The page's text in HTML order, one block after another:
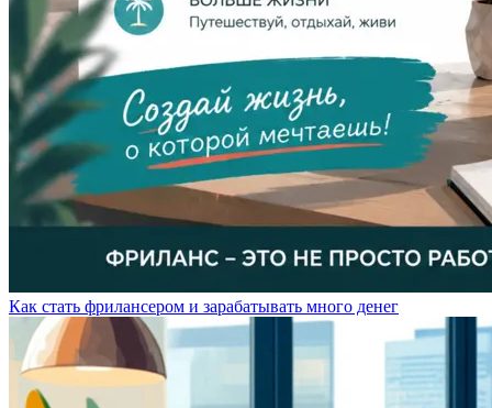
Как стать фрилансером и зарабатывать много денег